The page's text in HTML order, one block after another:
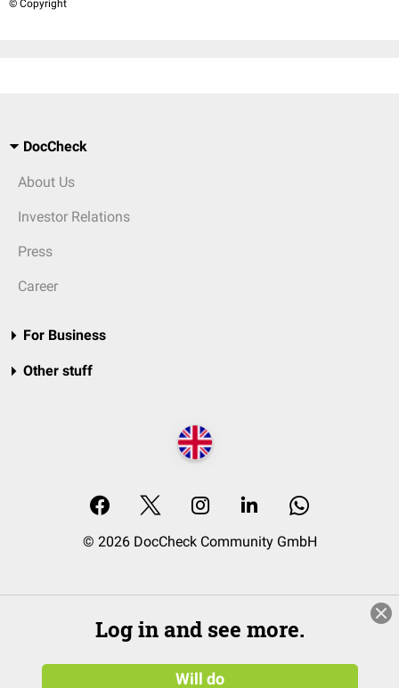
© Copyright
DocCheck
About Us
Investor Relations
Press
Career
For Business
Other stuff
© 2026 DocCheck Community GmbH
Log in and see more.
Will do